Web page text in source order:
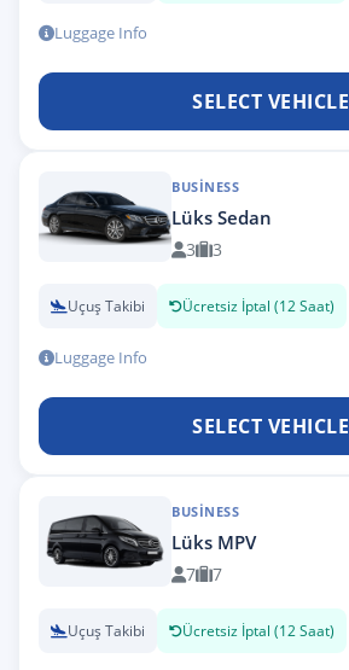
Luggage Info
SELECT VEHICLE
BUSINESS
Lüks Sedan
3 3
Uçuş Takibi Ücretsiz İptal (12 Saat)
Luggage Info
SELECT VEHICLE
BUSINESS
Lüks MPV
7 7
Uçuş Takibi Ücretsiz İptal (12 Saat)